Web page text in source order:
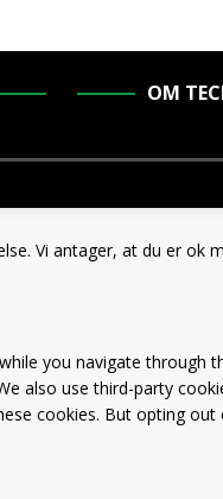
OM
Vi antager, at du er ok
you navigate
also use third-party
cookies. But opting